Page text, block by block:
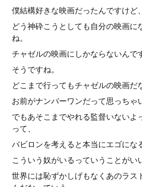
僕結構好きな映画だったんですけど、
どう神砕こうとしても自分の映画に
ね。
チャゼルの映画にしかならないんで
そうですね。
どこまで行ってもチャゼルの映画だ
お前がナンバーワンだって思っちゃ
でもあそこまでやれる監督いないよ
って、
バビロンを考えると本当にエゴにな
こういう奴がいるっていうことがい
世界には恥ずかしげもなくあのラス